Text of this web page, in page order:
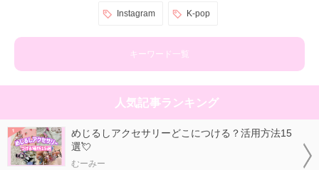
Instagram K-pop
キーワード一覧
人気記事ランキング
めじるしアクセサリーどこにつける？活用方法15
選💘
むーみー